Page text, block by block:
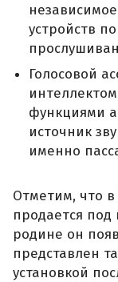
устройств
Голосовой
функциями
источник
именно
Отметим, что в
продается под
родине он
представлен
установкой